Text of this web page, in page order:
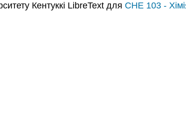
Кентуккі LibreText для CHE 103 -